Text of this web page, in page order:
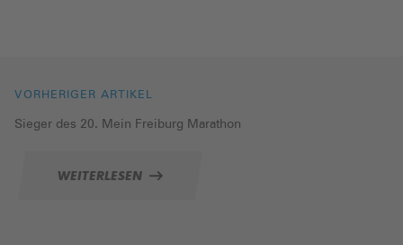
VORHERIGER ARTIKEL
Sieger des 20. Mein Freiburg Marathon
WEITERLESEN